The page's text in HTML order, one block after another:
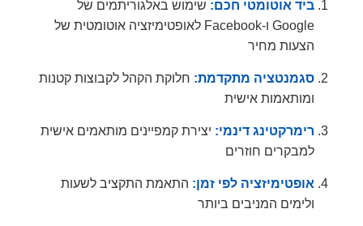
ביד אוטומטי חכם: שימוש באלגוריתמים של
Google ו-Facebook לאופטימיזציה אוטומטית של
הצעות מחיר
סגמנטציה מתקדמת: חלוקת הקהל לקבוצות קטנות
ומותאמות אישית
רימרקטינג דינמי: יצירת קמפיינים מותאמים אישית
למבקרים חוזרים
אופטימיזציה לפי זמן: התאמת התקציב לשעות
ולימים המניבים ביותר